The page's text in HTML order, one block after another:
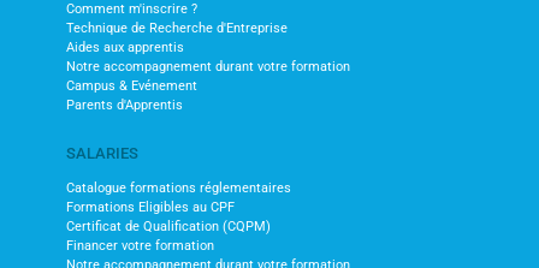
Comment m'inscrire ?
Technique de Recherche d'Entreprise
Aides aux apprentis
Notre accompagnement durant votre formation
Campus & Evénement
Parents d'Apprentis
SALARIES
Catalogue formations réglementaires
Formations Eligibles au CPF
Certificat de Qualification (CQPM)
Financer votre formation